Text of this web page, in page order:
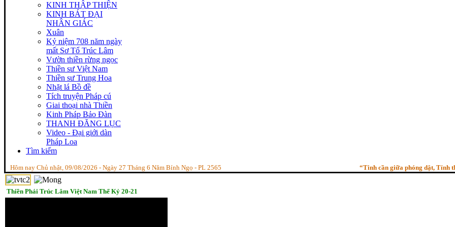
KINH THẬP THIỆN
KINH BÁT ĐẠI
NHÂN GIÁC
Xuân
Kỷ niệm 708 năm ngày
mất Sơ Tổ Trúc Lâm
Vườn thiền rừng ngọc
Thiền sư Việt Nam
Thiền sư Trung Hoa
Nhặt lá Bồ đề
Tích truyện Pháp cú
Giai thoại nhà Thiền
Kinh Pháp Bảo Đàn
THANH ĐĂNG LỤC
Video - Đại giới dàn
Pháp Loa
Tìm kiếm
Hôm nay Chủ nhật, 09/08/2026 - Ngày 27 Tháng 6 Năm Bính Ngọ - PL 2565 “Tinh cần giữa phóng dật, Tỉnh thức
Thiền Phái Trúc Lâm Việt Nam Thế Kỷ 20-21